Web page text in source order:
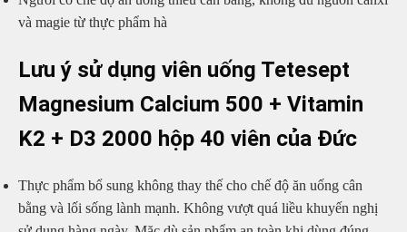
và magie từ thực phẩm hà
Lưu ý sử dụng viên uống Tetesept
Magnesium Calcium 500 + Vitamin
K2 + D3 2000 hộp 40 viên của Đức
Thực phẩm bổ sung không thay thế cho chế độ ăn uống cân
bằng và lối sống lành mạnh. Không vượt quá liều khuyến nghị